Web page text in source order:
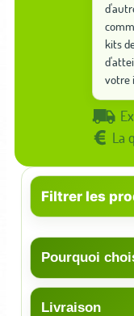
kits
votre
La
Filtrer les
Pourquoi
Livraison